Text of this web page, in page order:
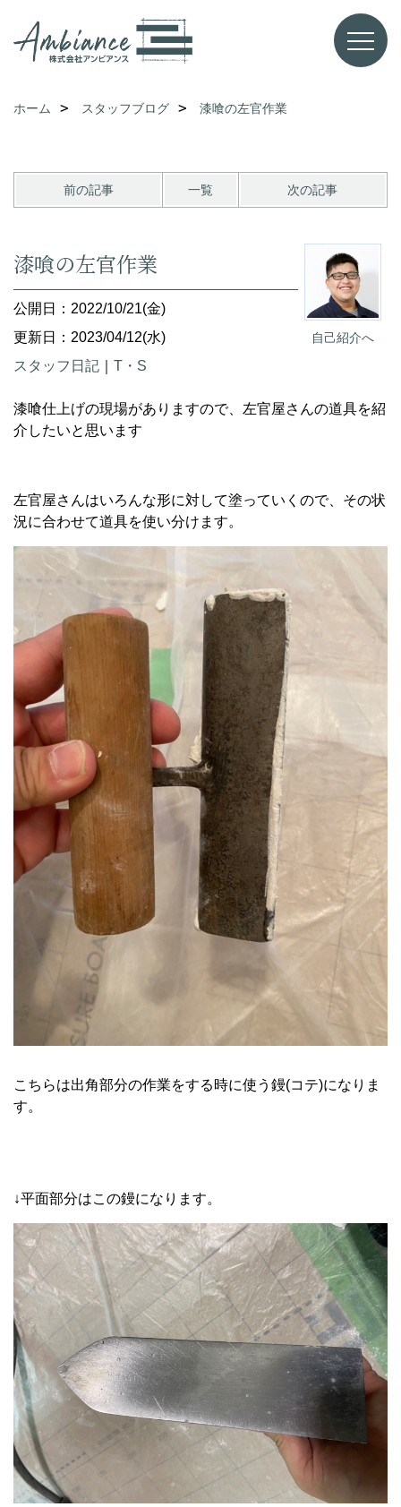
ホーム スタッフブログ 漆喰の左官作業
前の記事 一覧 次の記事
自己紹介へ
漆喰の左官作業
公開日：2022/10/21(金)
更新日：2023/04/12(水)
スタッフ日記
T・S
漆喰仕上げの現場がありますので、左官屋さんの道具を紹
介したいと思います
左官屋さんはいろんな形に対して塗っていくので、その状
況に合わせて道具を使い分けます。
こちらは出角部分の作業をする時に使う鏝(コテ)になりま
す。
↓平面部分はこの鏝になります。